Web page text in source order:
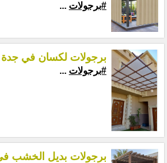
#برجولات ...
برجولات لكسان في جدة
#برجولات ...
برجولات بديل الخشب